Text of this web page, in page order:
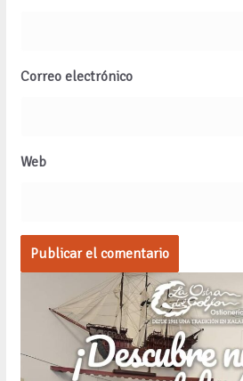
Correo electrónico
Web